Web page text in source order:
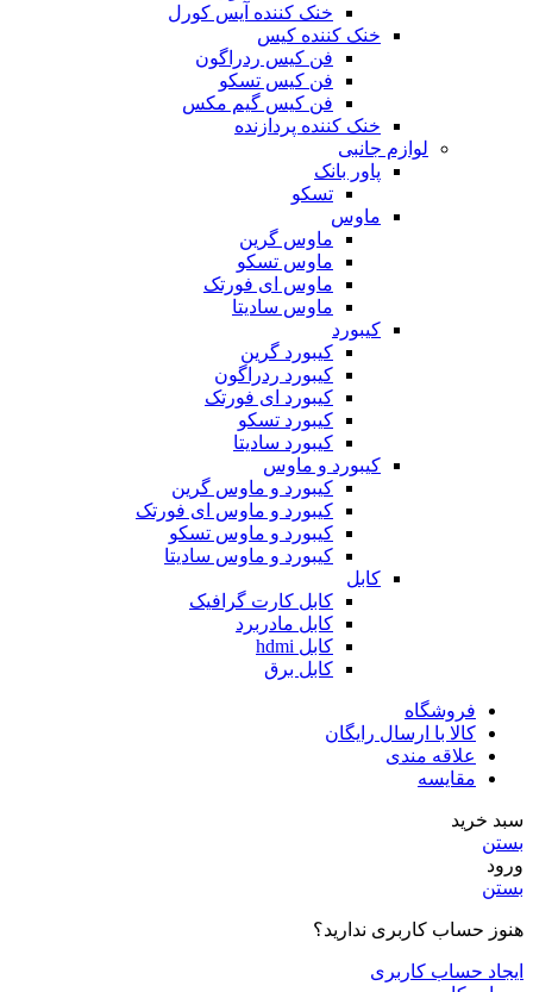
خنک کننده آیس کورل
خنک کننده کیس
فن کیس ردراگون
فن کیس تسکو
فن کیس گیم مکس
خنک کننده پردازنده
لوازم جانبی
پاور بانک
تسکو
ماوس
ماوس گرین
ماوس تسکو
ماوس ای فورتک
ماوس سادیتا
کیبورد
کیبورد گرین
کیبورد ردراگون
کیبورد ای فورتک
کیبورد تسکو
کیبورد سادیتا
کیبورد و ماوس
کیبورد و ماوس گرین
کیبورد و ماوس ای فورتک
کیبورد و ماوس تسکو
کیبورد و ماوس سادیتا
کابل
کابل کارت گرافیک
کابل مادربرد
کابل hdmi
کابل برق
فروشگاه
کالا با ارسال رایگان
علاقه مندی
مقایسه
سبد خرید
بستن
ورود
بستن
هنوز حساب کاربری ندارید؟
ایجاد حساب کاربری